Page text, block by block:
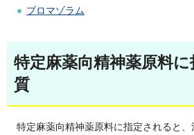
ブロマゾラム
特定麻薬向精神薬原料
質
特定麻薬向精神薬原料に指定されると、